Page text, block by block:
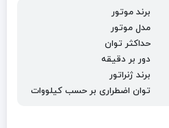
برند موتور
مدل موتور
حداکثر توان
دور بر دقیقه
برند ژنراتور
توان اضطراری بر حسب کیلووات